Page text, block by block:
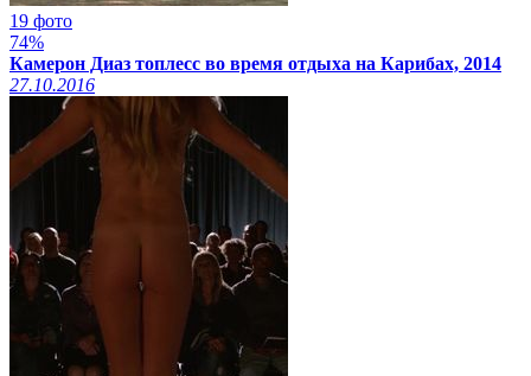
19 фото
74%
Камерон Диаз топлесс во время отдыха на Карибах, 2014
27.10.2016